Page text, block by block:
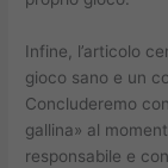
Infine, l’articolo
gioco sano e un
Concluderemo
gallina» al
responsabile e